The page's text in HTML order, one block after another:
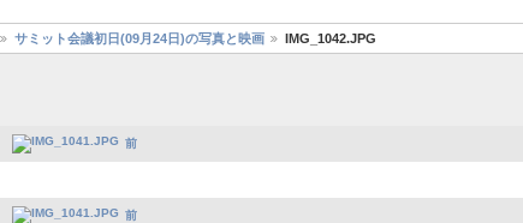
サミット会議初日(09月24日)の写真と映画 IMG_1042.JPG
前
前